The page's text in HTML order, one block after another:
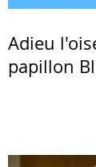
Adieu
papillon